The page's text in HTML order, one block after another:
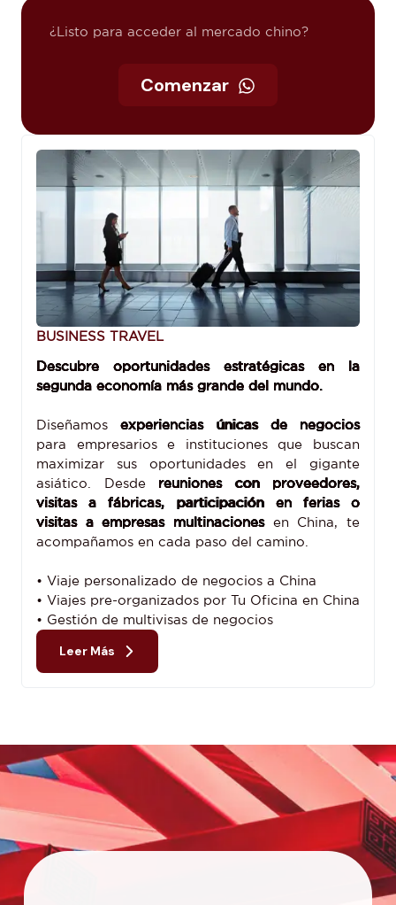
¿Listo para acceder al mercado chino?
Comenzar
BUSINESS TRAVEL
Descubre oportunidades estratégicas en la
segunda economía más grande del mundo.
Diseñamosexperiencias únicas de negocios
para empresarios e instituciones que buscan
maximizar sus oportunidades en el gigante
asiático. Desde reuniones con proveedores,
visitas a fábricas, participación en ferias o
visitas a empresas multinacionesen China, te
acompañamos en cada paso del camino.
• Viaje personalizado de negocios a China
• Viajes pre-organizados por Tu Oficina en China
• Gestión de multivisas de negocios
Leer Más